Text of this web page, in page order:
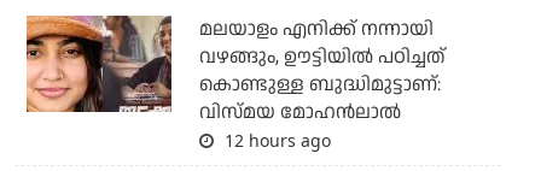
മലയാളം എനിക്ക് നന്നായി
വഴങ്ങും, ഊട്ടിയില്‍ പഠിച്ചത്
കൊണ്ടുള്ള ബുദ്ധിമുട്ടാണ്:
വിസ്മയ മോഹന്‍ലാല്‍
12 hours ago